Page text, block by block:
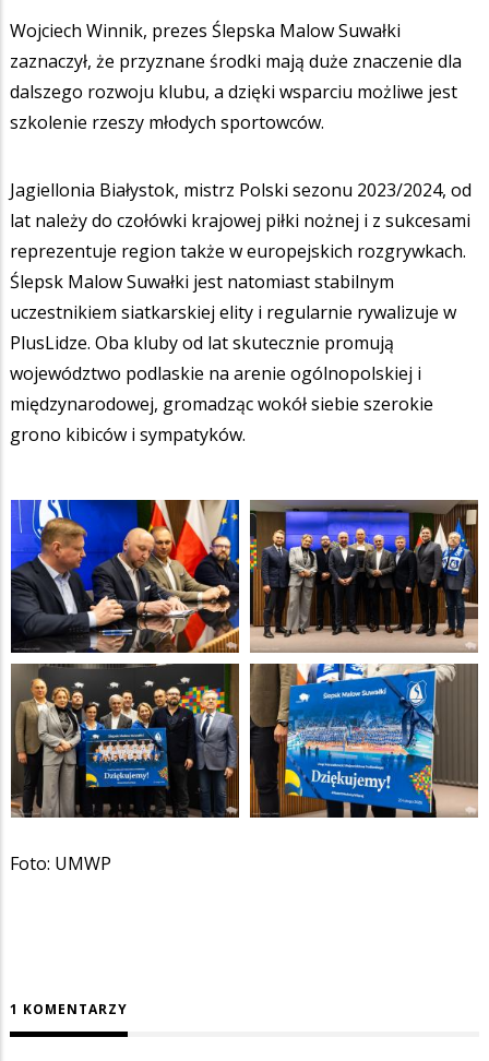
Wojciech Winnik, prezes Ślepska Malow Suwałki
zaznaczył, że przyznane środki mają duże znaczenie dla
dalszego rozwoju klubu, a dzięki wsparciu możliwe jest
szkolenie rzeszy młodych sportowców.
Jagiellonia Białystok, mistrz Polski sezonu 2023/2024, od
lat należy do czołówki krajowej piłki nożnej i z sukcesami
reprezentuje region także w europejskich rozgrywkach.
Ślepsk Malow Suwałki jest natomiast stabilnym
uczestnikiem siatkarskiej elity i regularnie rywalizuje w
PlusLidze. Oba kluby od lat skutecznie promują
województwo podlaskie na arenie ogólnopolskiej i
międzynarodowej, gromadząc wokół siebie szerokie
grono kibiców i sympatyków.
Foto: UMWP
1 KOMENTARZY